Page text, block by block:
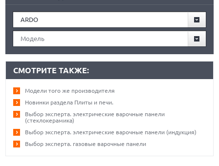
ARDO
Модель
СМОТРИТЕ ТАКЖЕ:
Модели того же производителя
Новинки раздела Плиты и печи.
Выбор эксперта. электрические варочные панели
(стеклокерамика)
Выбор эксперта. электрические варочные панели (индукция)
Выбор эксперта. газовые варочные панели